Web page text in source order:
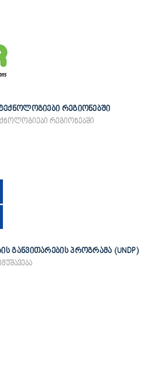
რეგიონებში
რეგიონებში
განვითარების პროგრამა (UNDP)